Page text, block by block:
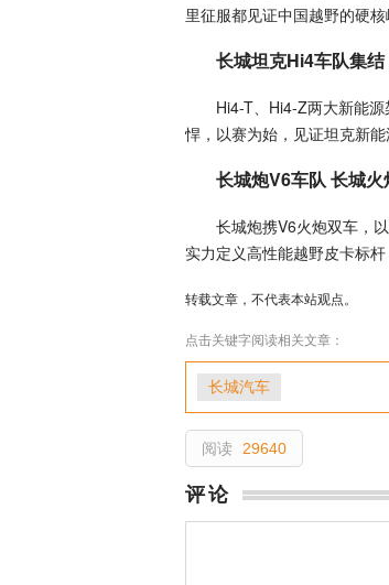
里征服都见证中国越野的硬
长城坦克Hi4车队集
Hi4-T、Hi4-Z两大新能源
悍，以赛为始，见证坦克新能
长城炮V6车队 长城
长城炮携V6火炮双车，以
实力定义高性能越野皮卡标
转载文章，不代表本站观点。
点击关键字阅读相关文章：
长城汽车
阅读 29640
评论